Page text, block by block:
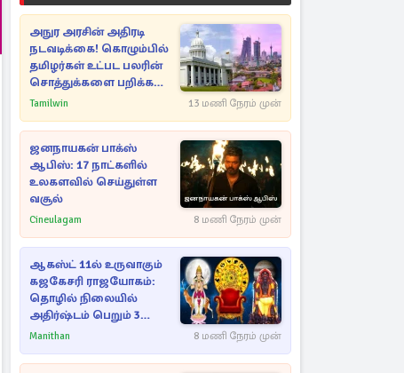
அநுர அரசின் அதிரடி
நடவடிக்கை! கொழும்பில்
தமிழர்கள் உட்பட பலரின்
சொத்துக்களை பறிக்க
நடவடிக்கை
Tamilwin 13 மணி நேரம் முன்
ஜனநாயகன் பாக்ஸ்
ஆபிஸ்: 17 நாட்களில்
உலகளவில் செய்துள்ள
வசூல்
Cineulagam 8 மணி நேரம் முன்
ஆகஸ்ட் 11ல் உருவாகும்
கஜகேசரி ராஜயோகம்:
தொழில் நிலையில்
அதிர்ஷ்டம் பெறும் 3
ராசிகள்!
Manithan 8 மணி நேரம் முன்